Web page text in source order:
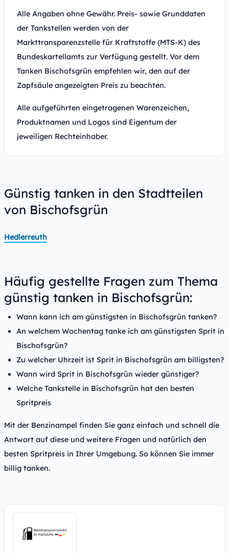
Alle Angaben ohne Gewähr. Preis- sowie Grunddaten
der Tankstellen werden von der
Markttransparenzstelle für Kraftstoffe (MTS-K) des
Bundeskartellamts zur Verfügung gestellt. Vor dem
Tanken Bischofsgrün empfehlen wir, den auf der
Zapfsäule angezeigten Preis zu beachten.
Alle aufgeführten eingetragenen Warenzeichen,
Produktnamen und Logos sind Eigentum der
jeweiligen Rechteinhaber.
Günstig tanken in den Stadtteilen
von Bischofsgrün
Hedlerreuth
Häufig gestellte Fragen zum Thema
günstig tanken in Bischofsgrün:
Wann kann ich am günstigsten in Bischofsgrün tanken?
An welchem Wochentag tanke ich am günstigsten Sprit in
Bischofsgrün?
Zu welcher Uhrzeit ist Sprit in Bischofsgrün am billigsten?
Wann wird Sprit in Bischofsgrün wieder günstiger?
Welche Tankstelle in Bischofsgrün hat den besten
Spritpreis
Mit der Benzinampel finden Sie ganz einfach und schnell die
Antwort auf diese und weitere Fragen und natürlich den
besten Spritpreis in Ihrer Umgebung. So können Sie immer
billig tanken.